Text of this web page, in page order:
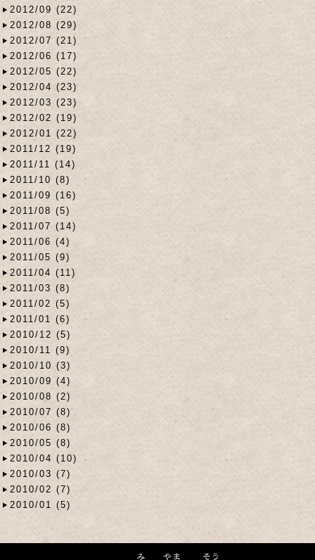
2012/09 (22)
2012/08 (29)
2012/07 (21)
2012/06 (17)
2012/05 (22)
2012/04 (23)
2012/03 (23)
2012/02 (19)
2012/01 (22)
2011/12 (19)
2011/11 (14)
2011/10 (8)
2011/09 (16)
2011/08 (5)
2011/07 (14)
2011/06 (4)
2011/05 (9)
2011/04 (11)
2011/03 (8)
2011/02 (5)
2011/01 (6)
2010/12 (5)
2010/11 (9)
2010/10 (3)
2010/09 (4)
2010/08 (2)
2010/07 (8)
2010/06 (8)
2010/05 (8)
2010/04 (10)
2010/03 (7)
2010/02 (7)
2010/01 (5)